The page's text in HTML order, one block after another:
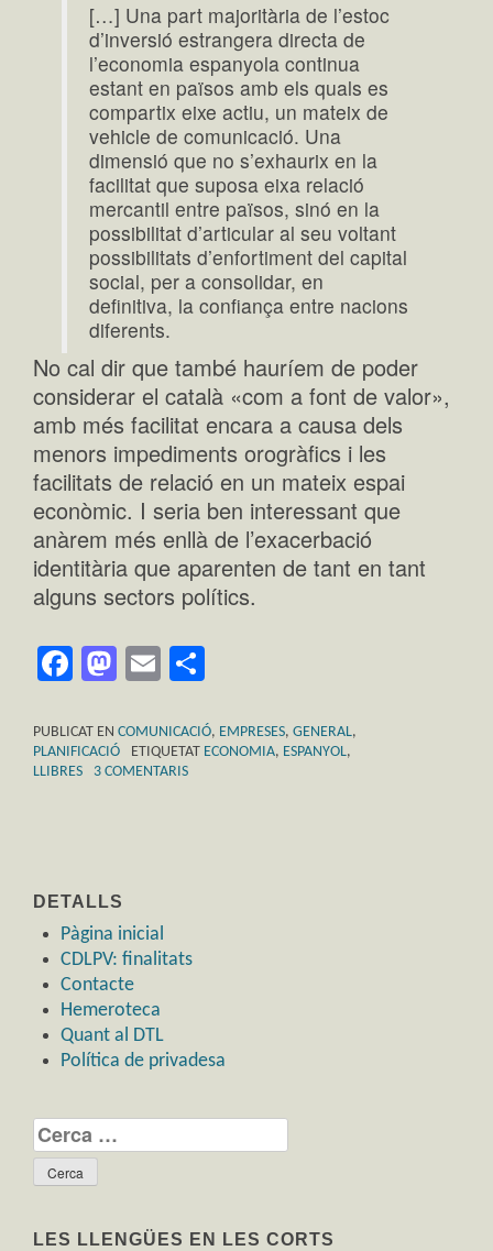
[…] Una part majoritària de l’estoc
d’inversió estrangera directa de
l’economia espanyola continua
estant en països amb els quals es
compartix eixe actiu, un mateix de
vehicle de comunicació. Una
dimensió que no s’exhaurix en la
facilitat que suposa eixa relació
mercantil entre països, sinó en la
possibilitat d’articular al seu voltant
possibilitats d’enfortiment del capital
social, per a consolidar, en
definitiva, la confiança entre nacions
diferents.
No cal dir que també hauríem de poder
considerar el català «com a font de valor»,
amb més facilitat encara a causa dels
menors impediments orogràfics i les
facilitats de relació en un mateix espai
econòmic. I seria ben interessant que
anàrem més enllà de l’exacerbació
identitària que aparenten de tant en tant
alguns sectors polítics.
Facebook
Mastodon
Email
PUBLICAT EN COMUNICACIÓ, EMPRESES, GENERAL,
PLANIFICACIÓ
ETIQUETAT ECONOMIA, ESPANYOL,
LLIBRES
3 COMENTARIS
DETALLS
Pàgina inicial
CDLPV: finalitats
Contacte
Hemeroteca
Quant al DTL
Política de privadesa
Cerca:
LES LLENGÜES EN LES CORTS